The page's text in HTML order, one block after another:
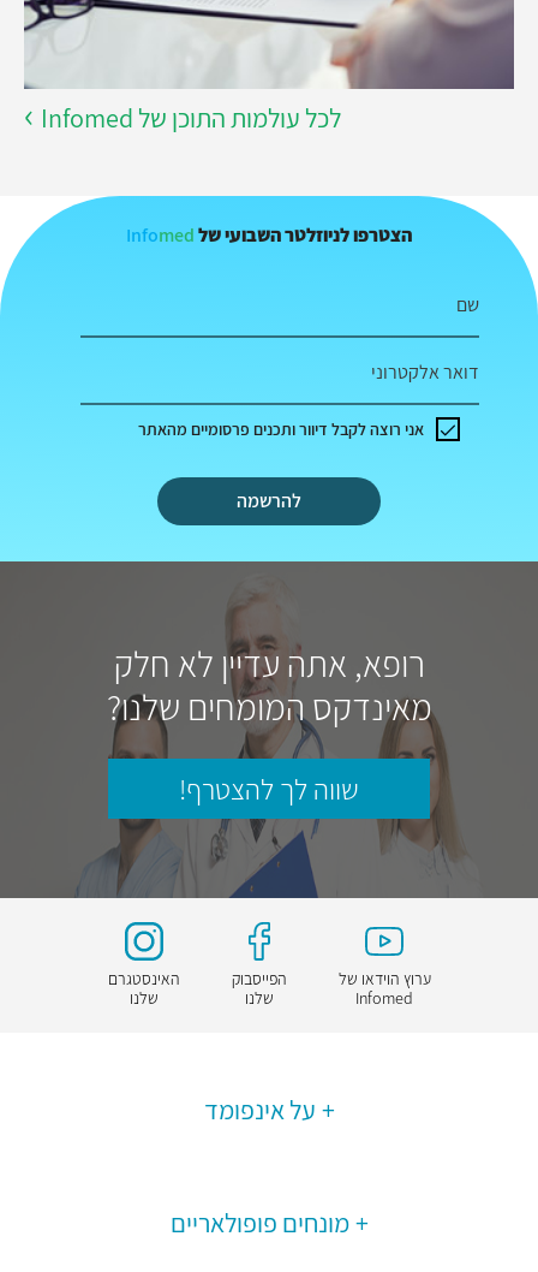
לכל עולמות התוכן של Infomed
הצטרפו לניוזלטר השבועי של Infomed
שם
דואר אלקטרוני
להרשמה
אני רוצה לקבל דיוור ותכנים פרסומיים מהאתר
רופא, אתה עדיין לא חלק
מאינדקס המומחים שלנו?
שווה לך להצטרף!
ערוץ הוידאו של
Infomed
הפייסבוק
שלנו
האינסטגרם
שלנו
על אינפומד
מונחים פופולאריים